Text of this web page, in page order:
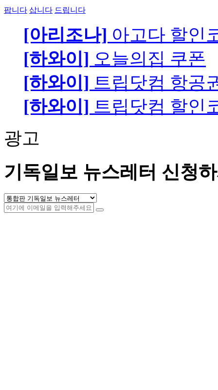
팝니다 삽니다 드립니다
[아리조나] 아고다 할인
[하와이] 오늘의집 쿠폰
[하와이] 트립닷컴 항공
[하와이] 트립닷컴 할인
광고
기독일보 뉴스레터 신청